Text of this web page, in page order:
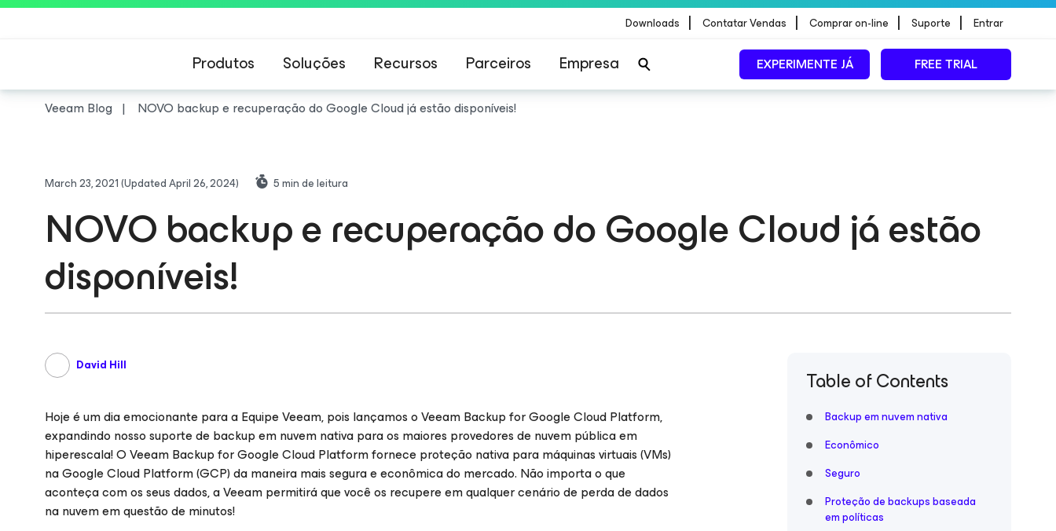
Downloads | Contatar Vendas | Comprar on-line | Suporte | Entrar
Produtos Soluções Recursos Parceiros Empresa EXPERIMENTE JÁ FREE TRIAL
Veeam Blog NOVO backup e recuperação do Google Cloud já estão disponíveis!
March 23, 2021(Updated April 26, 2024) 5min de leitura
NOVO backup e recuperação do Google Cloud já estão
disponíveis!
David Hill
Hoje é um dia emocionante para a Equipe Veeam, pois lançamos o Veeam Backupfor Google Cloud Platform,
expandindo nosso suporte de backup em nuvem nativa para os maiores provedores de nuvem pública em
hiperescala! O Veeam Backupfor Google Cloud Platformfornece proteção nativa para máquinas virtuais (VMs)
na Google Cloud Platform (GCP) da maneira mais segura e econômica do mercado. Não importa o que
aconteça com os seus dados, a Veeam permitirá que você os recupere em qualquer cenário de perda de dados
na nuvem em questão de minutos!
Table of Contents
Backup em nuvem nativa
Econômico
Seguro
Proteção de backups baseada
em políticas